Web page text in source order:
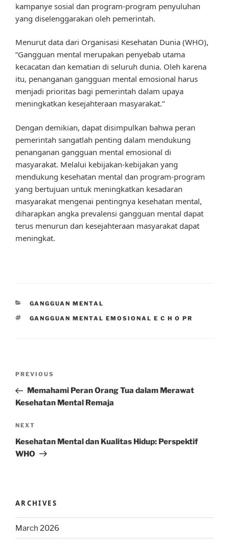
kampanye sosial dan program-program penyuluhan
yang diselenggarakan oleh pemerintah.
Menurut data dari Organisasi Kesehatan Dunia (WHO),
“Gangguan mental merupakan penyebab utama
kecacatan dan kematian di seluruh dunia. Oleh karena
itu, penanganan gangguan mental emosional harus
menjadi prioritas bagi pemerintah dalam upaya
meningkatkan kesejahteraan masyarakat.”
Dengan demikian, dapat disimpulkan bahwa peran
pemerintah sangatlah penting dalam mendukung
penanganan gangguan mental emosional di
masyarakat. Melalui kebijakan-kebijakan yang
mendukung kesehatan mental dan program-program
yang bertujuan untuk meningkatkan kesadaran
masyarakat mengenai pentingnya kesehatan mental,
diharapkan angka prevalensi gangguan mental dapat
terus menurun dan kesejahteraan masyarakat dapat
meningkat.
CATEGORIES
GANGGUAN MENTAL
TAGS
GANGGUAN MENTAL EMOSIONAL E C H O PR
Previous
Post
PREVIOUS
Memahami Peran Orang Tua dalam Merawat
Kesehatan Mental Remaja
Next
Post
NEXT
Kesehatan Mental dan Kualitas Hidup: Perspektif
WHO
ARCHIVES
March 2026